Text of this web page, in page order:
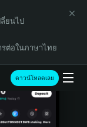
ยนไป
รต่อในภาษาไทย
ดาวน์โหลดเลย